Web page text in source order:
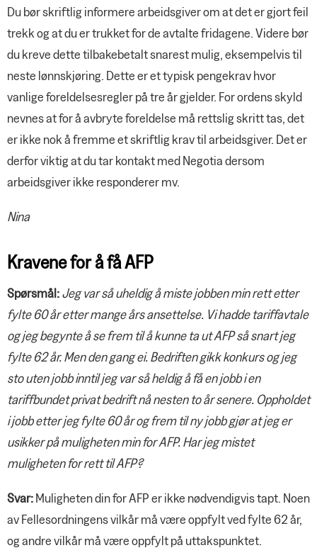
Du bør skriftlig informere arbeidsgiver om at det er gjort feil
trekk og at du er trukket for de avtalte fridagene. Videre bør
du kreve dette tilbakebetalt snarest mulig, eksempelvis til
neste lønnskjøring. Dette er et typisk pengekrav hvor
vanlige foreldelsesregler på tre år gjelder. For ordens skyld
nevnes at for å avbryte foreldelse må rettslig skritt tas, det
er ikke nok å fremme et skriftlig krav til arbeidsgiver. Det er
derfor viktig at du tar kontakt med Negotia dersom
arbeidsgiver ikke responderer mv.
Nina
Kravene for å få AFP
Spørsmål:Jeg var så uheldig å miste jobben min rett etter
fylte 60 år etter mange års ansettelse. Vi hadde tariffavtale
og jeg begynte å se frem til å kunne ta ut AFP så snart jeg
fylte 62 år. Men den gang ei. Bedriften gikk konkurs og jeg
sto uten jobb inntil jeg var så heldig å få en jobb i en
tariffbundet privat bedrift nå nesten to år senere. Oppholdet
i jobb etter jeg fylte 60 år og frem til ny jobb gjør at jeg er
usikker på muligheten min for AFP. Har jeg mistet
muligheten for rett til AFP?
Svar:Muligheten din for AFP er ikke nødvendigvis tapt. Noen
av Fellesordningens vilkår må være oppfylt ved fylte 62 år,
og andre vilkår må være oppfylt på uttakspunktet.